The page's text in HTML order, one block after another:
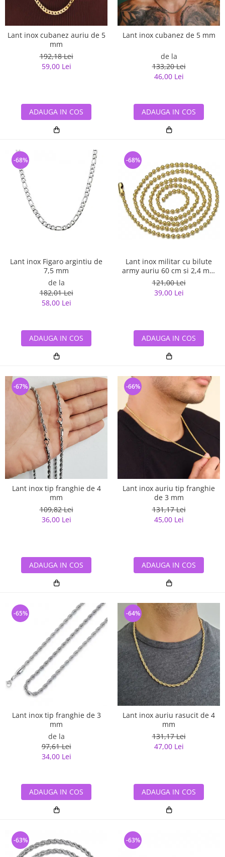
Lant inox cubanez auriu de 5
mm
192,18 Lei
59,00 Lei
ADAUGA IN COS
Lant inox cubanez de 5 mm
de la
133,20 Lei
46,00 Lei
ADAUGA IN COS
Lant inox Figaro argintiu de
7,5 mm
de la
182,01 Lei
58,00 Lei
-68%
ADAUGA IN COS
Lant inox militar cu bilute
army auriu 60 cm si 2,4 mm
grosime
121,00 Lei
39,00 Lei
-68%
ADAUGA IN COS
Lant inox tip franghie de 4
mm
109,82 Lei
36,00 Lei
-67%
ADAUGA IN COS
Lant inox auriu tip franghie
de 3 mm
131,17 Lei
45,00 Lei
-66%
ADAUGA IN COS
Lant inox tip franghie de 3
mm
de la
97,61 Lei
34,00 Lei
-65%
ADAUGA IN COS
Lant inox auriu rasucit de 4
mm
131,17 Lei
47,00 Lei
-64%
ADAUGA IN COS
-63% -63%